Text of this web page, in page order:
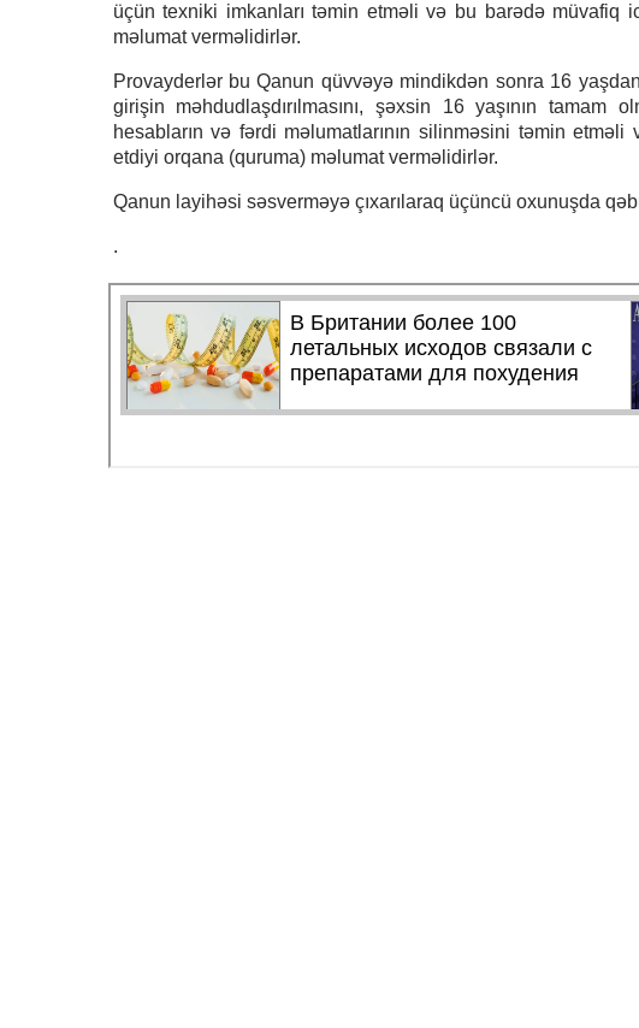
üçün texniki imkanları təmin etməli və bu barədə müvafiq
məlumat verməlidirlər.
Provayderlər bu Qanun qüvvəyə mindikdən sonra 16
girişin məhdudlaşdırılmasını, şəxsin 16 yaşının
hesabların və fərdi məlumatlarının silinməsini təmin
etdiyi orqana (quruma) məlumat verməlidirlər.
Qanun layihəsi səsverməyə çıxarılaraq üçüncü oxunuşda
.